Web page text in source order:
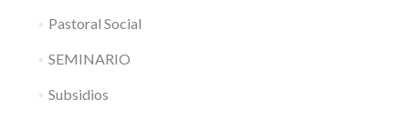
Pastoral Social
SEMINARIO
Subsidios